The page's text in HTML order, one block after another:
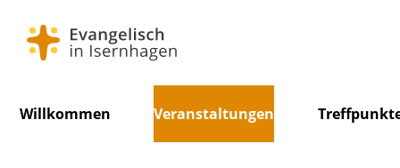
überspringen
Willkommen Veranstaltungen